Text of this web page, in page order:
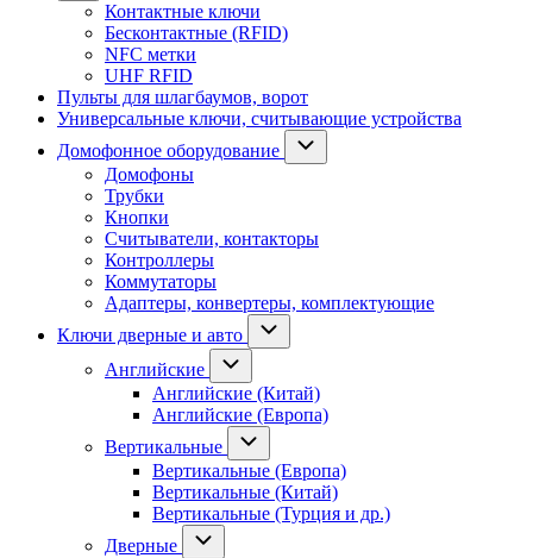
Контактные ключи
Бесконтактные (RFID)
NFC метки
UHF RFID
Пульты для шлагбаумов, ворот
Универсальные ключи, считывающие устройства
Домофонное оборудование
Домофоны
Трубки
Кнопки
Считыватели, контакторы
Контроллеры
Коммутаторы
Адаптеры, конвертеры, комплектующие
Ключи дверные и авто
Английские
Английские (Китай)
Английские (Европа)
Вертикальные
Вертикальные (Европа)
Вертикальные (Китай)
Вертикальные (Турция и др.)
Дверные